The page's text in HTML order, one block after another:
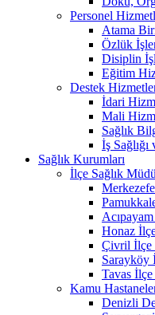
Personel
Atama
Özlük
Disiplin
Eğitim
Destek
İdari
Mali
Sağlık
İş
Sağlık Kurumları
İlçe Sağlık
Honaz
Çivril İlçe
Sarayköy
Tavas
Kamu
Denizli